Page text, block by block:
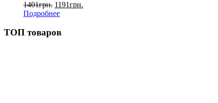
1401грн. 1191грн.
Подробнее
ТОП товаров